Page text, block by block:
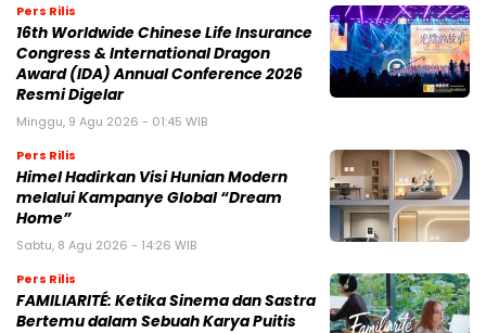
Pers Rilis
16th Worldwide Chinese Life Insurance
Congress & International Dragon
Award (IDA) Annual Conference 2026
Resmi Digelar
Minggu, 9 Agu 2026 - 01:45 WIB
Pers Rilis
Himel Hadirkan Visi Hunian Modern
melalui Kampanye Global “Dream
Home”
Sabtu, 8 Agu 2026 - 14:26 WIB
Pers Rilis
FAMILIARITÉ: Ketika Sinema dan Sastra
Bertemu dalam Sebuah Karya Puitis